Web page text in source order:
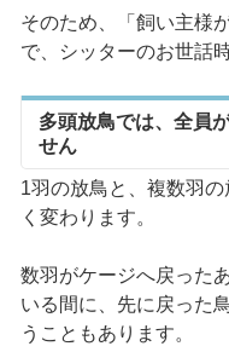
そのため、「飼い主様
で、シッターのお世話
多頭放鳥では、全員
せん
1羽の放鳥と、複数羽
く変わります。
数羽がケージへ戻った
いる間に、先に戻った
うこともあります。